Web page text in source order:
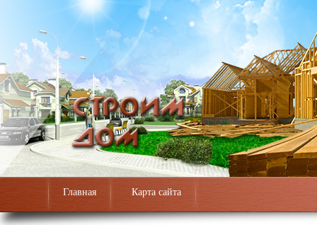
Главная Карта сайта